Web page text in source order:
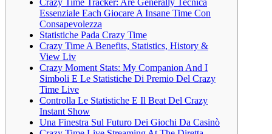
Crazy Time Tracker: Are Generally Tecnica
Essenziale Each Giocare A Insane Time Con
Consapevolezza
Statistiche Pada Crazy Time
Crazy Time A Benefits, Statistics, History &
View Liv
Crazy Moment Stats: My Companion And I
Simboli E Le Statistiche Di Premio Del Crazy
Time Live
Controlla Le Statistiche E Il Beat Del Crazy
Instant Show
Una Finestra Sul Futuro Dei Giochi Da Casinò